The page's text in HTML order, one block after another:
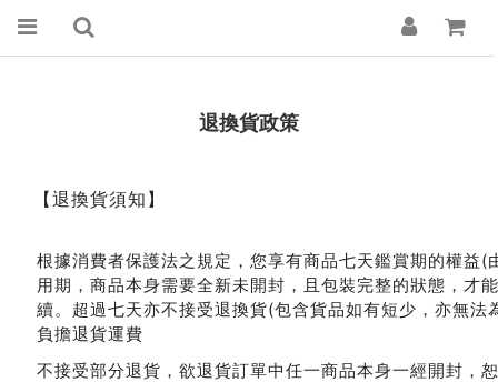
退換貨政策
【退換貨須知】
根據消費者保護法之規定，您享有商品七天鑑賞期的權益
用期，商品本身需要全新未開封，且包裝完整的狀態，才
續。超過七天亦不接受退換貨(包含貨品如有短少，亦無
負擔退貨運費
不接受部分退貨，欲退貨訂單中任一商品本身一經開封，